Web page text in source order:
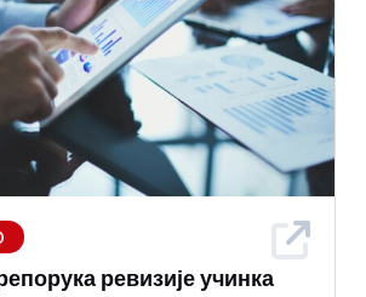
ревизије учинка